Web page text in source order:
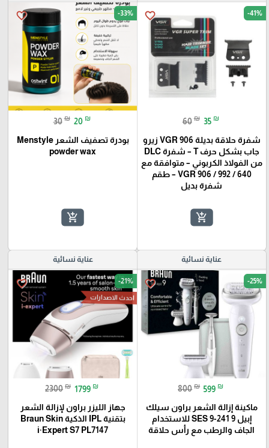
favorite_border -41%
60 ₪ 35 ₪
شفرة حلاقة بديلة VGR 906 زيرو
جاب بشكل حرف T – شفرة DLC
من الفولاذ الكربوني – متوافقة مع
VGR 906 / 992 / 640 – طقم
شفرة بديل
add_shopping_cart
favorite_border -33%
30 ₪ 20 ₪
بودرة تصفيف الشعر Menstyle
powder wax
add_shopping_cart
عناية نسائية
favorite_border -25%
800 ₪ 599 ₪
ماكينة إزالة الشعر براون سيلك
إبيل 9 SES 9-241 للاستخدام
الجاف والرطب مع رأس حلاقة
عناية نسائية
favorite_border -21%
احدث الاصدارات
2300 ₪ 1799 ₪
جهاز الليزر براون لإزالة الشعر
بتقنية IPL الذكية Braun Skin
i·Expert S7 PL7147